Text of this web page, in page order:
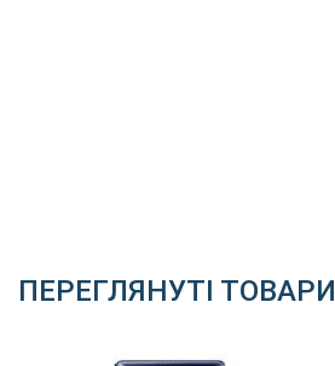
ПЕРЕГЛЯНУТІ ТОВАРИ